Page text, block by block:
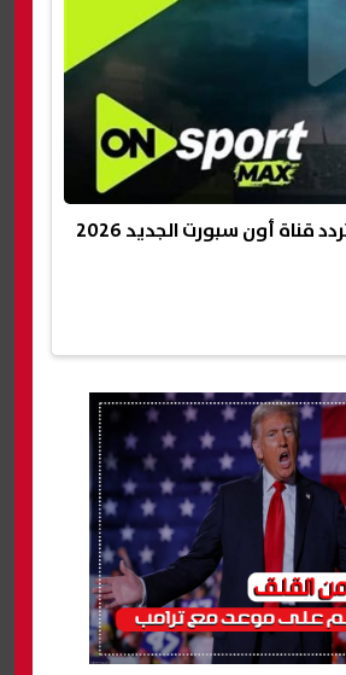
on sport Max تردد قناة أون سبورت الجديد 2026